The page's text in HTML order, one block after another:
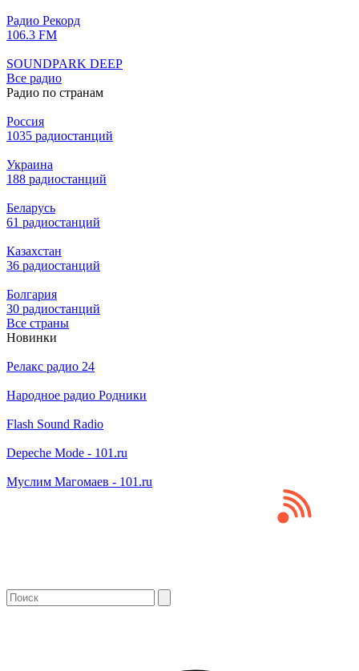
Радио Рекорд
106.3 FM
SOUNDPARK DEEP
Все радио
Радио по странам
Россия
1035 радиостанций
Украина
188 радиостанций
Беларусь
61 радиостанций
Казахстан
36 радиостанций
Болгария
30 радиостанций
Все страны
Новинки
Релакс радио 24
Народное радио Родники
Flash Sound Radio
Depeche Mode - 101.ru
Муслим Магомаев - 101.ru